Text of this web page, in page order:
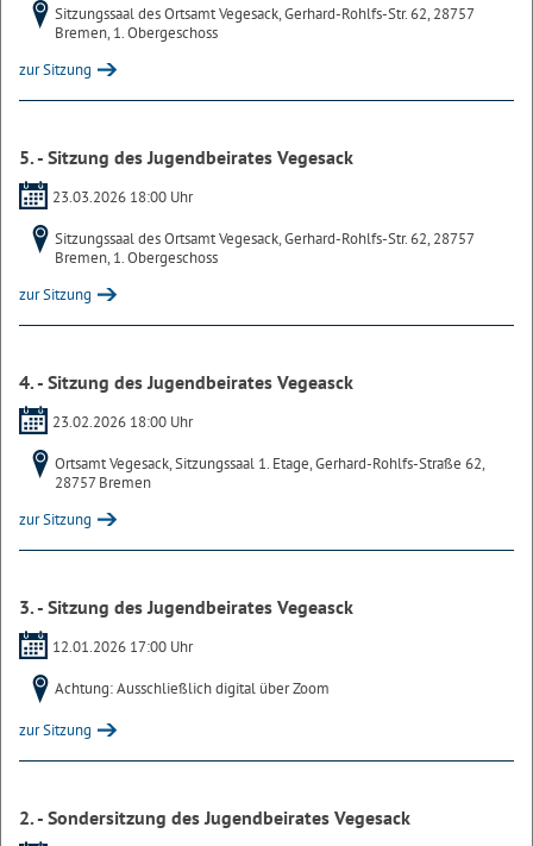
Sitzungssaal des Ortsamt Vegesack, Gerhard-Rohlfs-Str. 62, 28757
Bremen, 1. Obergeschoss
zur Sitzung
5. - Sitzung des Jugendbeirates Vegesack
23.03.2026 18:00 Uhr
Sitzungssaal des Ortsamt Vegesack, Gerhard-Rohlfs-Str. 62, 28757
Bremen, 1. Obergeschoss
zur Sitzung
4. - Sitzung des Jugendbeirates Vegeasck
23.02.2026 18:00 Uhr
Ortsamt Vegesack, Sitzungssaal 1. Etage, Gerhard-Rohlfs-Straße 62,
28757 Bremen
zur Sitzung
3. - Sitzung des Jugendbeirates Vegeasck
12.01.2026 17:00 Uhr
Achtung: Ausschließlich digital über Zoom
zur Sitzung
2. - Sondersitzung des Jugendbeirates Vegesack